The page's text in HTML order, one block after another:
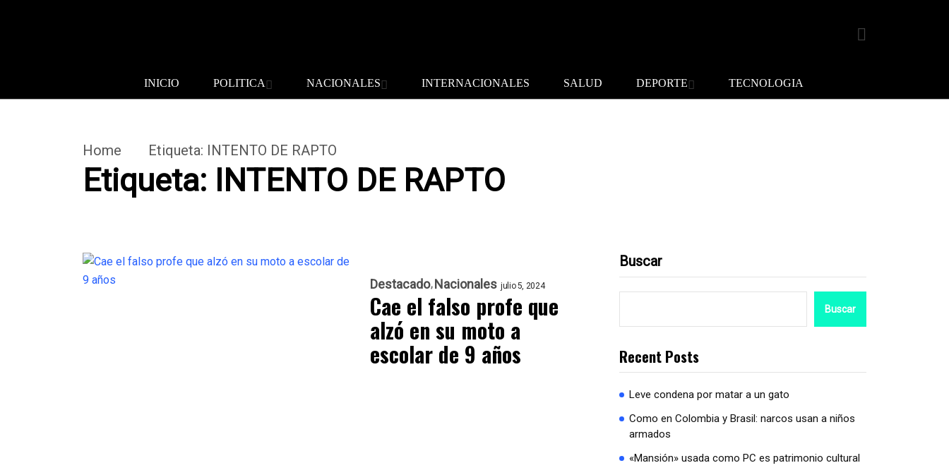
INICIO POLITICA NACIONALES INTERNACIONALES SALUD DEPORTE TECNOLOGIA
Home Etiqueta: INTENTO DE RAPTO
Etiqueta: INTENTO DE RAPTO
Destacado Nacionales julio 5, 2024
Cae el falso profe que
alzó en su moto a
escolar de 9 años
Buscar
Buscar
Recent Posts
Leve condena por matar a un gato
Como en Colombia y Brasil: narcos usan a niños
armados
«Mansión» usada como PC es patrimonio cultural